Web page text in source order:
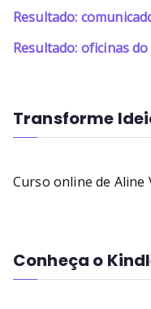
Resultado:
Resultado: oficinas
Transforme
Curso online de Aline
Conheça o